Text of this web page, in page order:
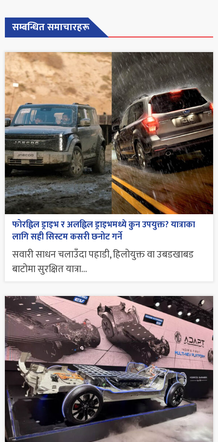
सम्बन्धित समाचारहरू
फोरह्विल ड्राइभ र अलह्विल ड्राइभमध्ये कुन उपयुक्त? यात्राका
लागि सही सिस्टम कसरी छनोट गर्ने
सवारी साधन चलाउँदा पहाडी, हिलोयुक्त वा उबडखाबड
बाटोमा सुरक्षित यात्रा...